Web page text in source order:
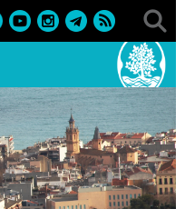
Agenda > 10-08-2008